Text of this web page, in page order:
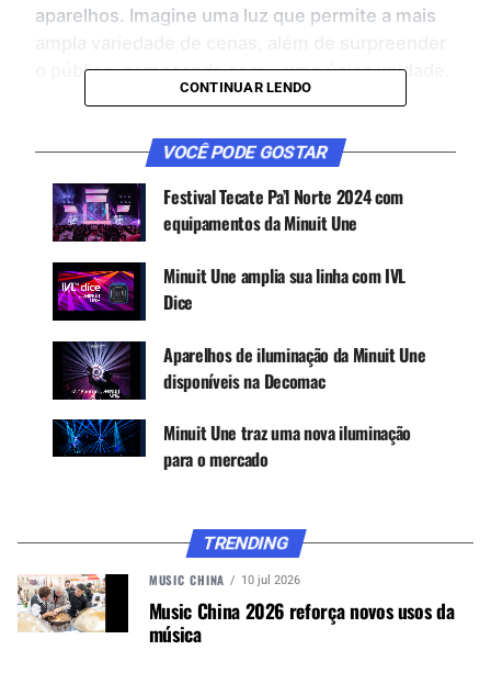
aparelhos. Imagine uma luz que permite a mais
o público, começando com… uma única unidade.
É assim que a Minuit Une descreve o IVL Photon.
Esta luz repleta de tecnologia é o resultado de 5
anos de pesquisa e desenvolvimento dedicados a
dar a produções menores a magnitude das
experiências de grandes estádios.
CONTINUE ACOMPANHANDO
WhatsApp e no Google News.
Canal WhatsApp
Com seu núcleo móvel combinado com o
renomado sistema de 8 tilts (2 lados por tilt,
espelho e frost), o IVL Photon possui três saídas
CONTINUAR LENDO
VOCÊ PODE GOSTAR
Festival Tecate Pa’l Norte 2024 com
equipamentos da Minuit Une
Minuit Une amplia sua linha com IVL
Dice
Aparelhos de iluminação da Minuit Une
disponíveis na Decomac
Minuit Une traz uma nova iluminação
para o mercado
TRENDING
MUSIC CHINA 10 jul 2026
Music China 2026 reforça novos usos da
música